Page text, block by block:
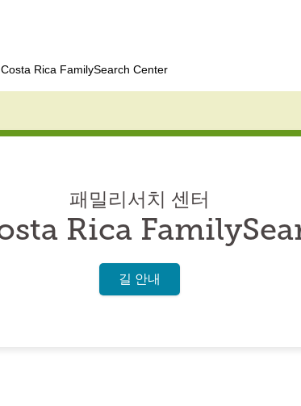
Rica FamilySearch Center
패밀리서치 센터
Rica
길 안내